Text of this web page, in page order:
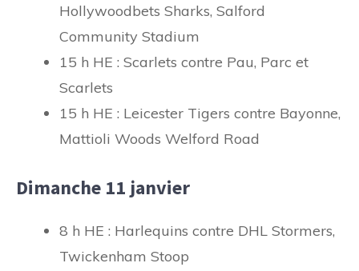
Hollywoodbets Sharks, Salford
Community Stadium
15 h HE : Scarlets contre Pau, Parc et
Scarlets
15 h HE : Leicester Tigers contre Bayonne,
Mattioli Woods Welford Road
Dimanche 11 janvier
8 h HE : Harlequins contre DHL Stormers,
Twickenham Stoop